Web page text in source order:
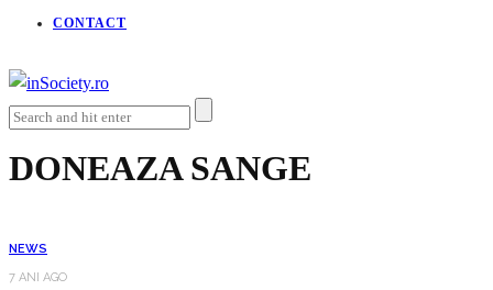
CONTACT
DONEAZA SANGE
NEWS
7 ANI AGO